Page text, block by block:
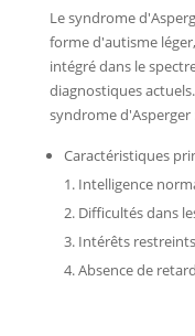
Le syndrome
forme d'autisme
intégré dans le
diagnostiques
syndrome d'Asperger
Caractéristiques
Intelligence
Difficultés dans
Intérêts
Absence de